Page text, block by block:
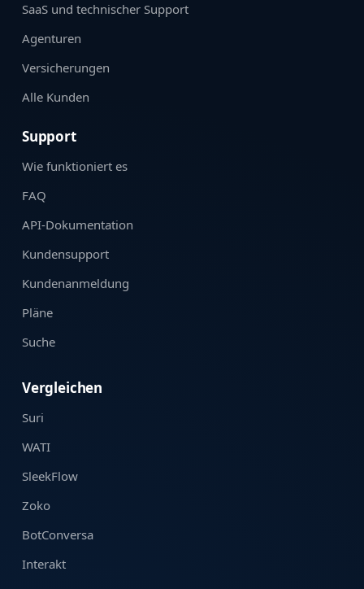
SaaS und technischer Support
Agenturen
Versicherungen
Alle Kunden
Support
Wie funktioniert es
FAQ
API-Dokumentation
Kundensupport
Kundenanmeldung
Pläne
Suche
Vergleichen
Suri
WATI
SleekFlow
Zoko
BotConversa
Interakt